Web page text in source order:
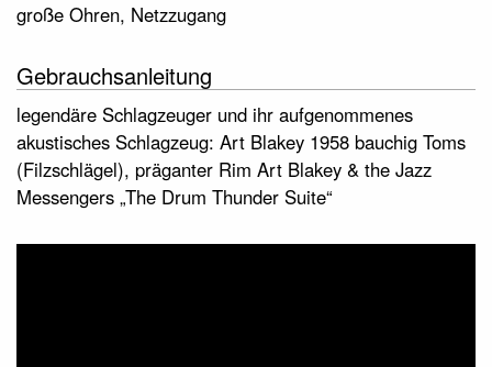
große Ohren, Netzzugang
Gebrauchsanleitung
legendäre Schlagzeuger und ihr aufgenommenes
akustisches Schlagzeug: Art Blakey 1958 bauchig Toms
(Filzschlägel), präganter Rim Art Blakey & the Jazz
Messengers „The Drum Thunder Suite“